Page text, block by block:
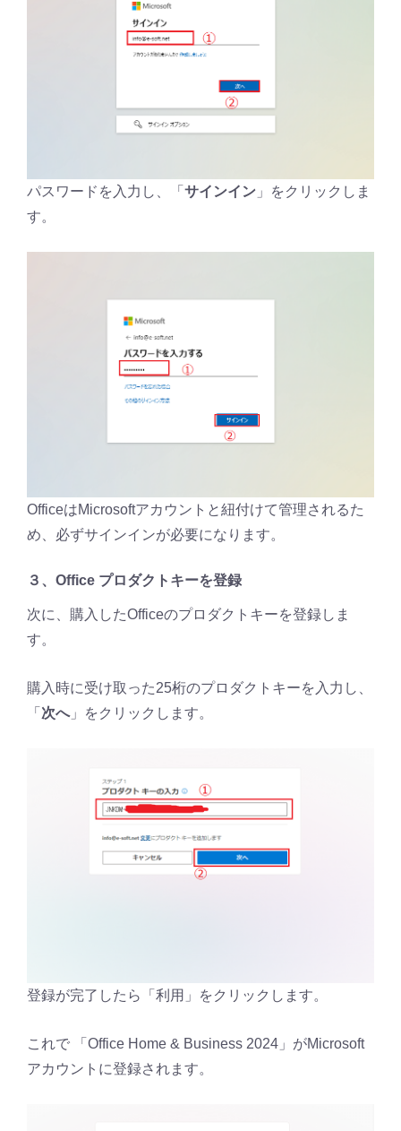
パスワードを入力し、「 サインイン 」をクリックしま
す。
OfficeはMicrosoftアカウントと紐付けて管理されるた
め、必ずサインインが必要になります。
３、Office プロダクトキーを登録
次に、購入したOfficeのプロダクトキーを登録しま
す。
購入時に受け取った25桁のプロダクトキーを入力し、
「 次へ」をクリックします。
登録が完了したら「利用」をクリックします。
これで 「Office Home & Business 2024」がMicrosoft
アカウントに登録されます。